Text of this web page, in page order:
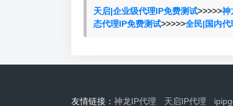
天启|企业级代理IP免费测试>>>>>神
态代理IP免费测试>>>>>全民|国内代
友情链接： 神龙IP代理 天启IP代理